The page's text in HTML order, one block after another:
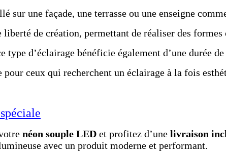
sur une façade, une terrasse ou une enseigne
de création, permettant de réaliser des
type d’éclairage bénéficie également d’une durée
pour ceux qui recherchent un éclairage à la fois
néon souple LED et profitez d’une livraison
avec un produit moderne et performant.